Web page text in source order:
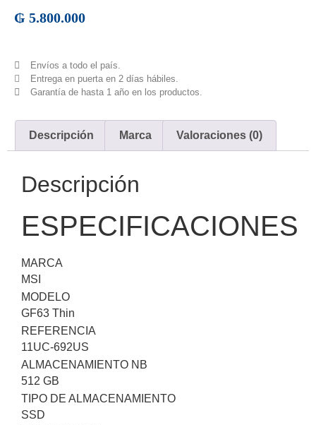
₲ 5.800.000
Envíos a todo el país.
Entrega en puerta en 2 días hábiles.
Garantía de hasta 1 año en los productos.
Descripción Marca Valoraciones (0)
Descripción
ESPECIFICACIONES
MARCA
MSI
MODELO
GF63 Thin
REFERENCIA
11UC-692US
ALMACENAMIENTO NB
512 GB
TIPO DE ALMACENAMIENTO
SSD